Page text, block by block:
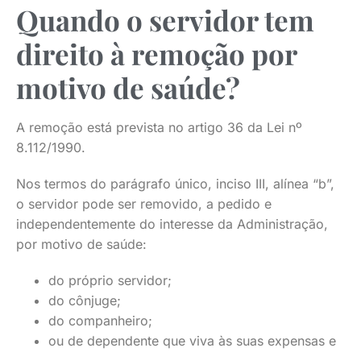
Quando o servidor tem
direito à remoção por
motivo de saúde?
A remoção está prevista no artigo 36 da Lei nº
8.112/1990.
Nos termos do parágrafo único, inciso III, alínea “b”,
o servidor pode ser removido, a pedido e
independentemente do interesse da Administração,
por motivo de saúde:
do próprio servidor;
do cônjuge;
do companheiro;
ou de dependente que viva às suas expensas e